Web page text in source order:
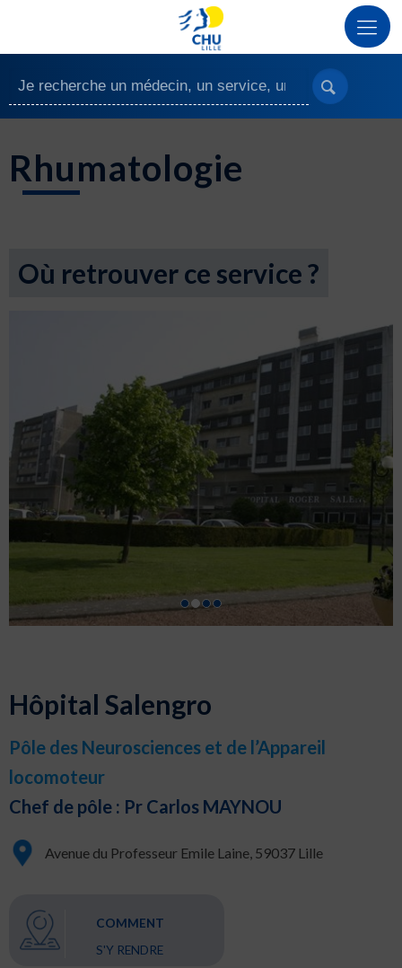
Rhumatologie
Où retrouver ce service ?
Hôpital Salengro
Pôle des Neurosciences et de l’Appareil
locomoteur
Chef de pôle : Pr Carlos MAYNOU
Avenue du Professeur Emile Laine, 59037 Lille
COMMENT
S'Y RENDRE